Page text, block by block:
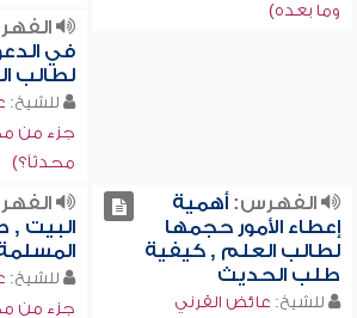
وما بعده)
في
لطالب
للشيخ:
جزء من
محدثاً؟)
الفهرس:أهمية
إعطاء الأمور حجمها
لطالب العلم , كيفية
طلب الحديث
للشيخ: عائض القرني
البيت ,
للشيخ:
جزء من